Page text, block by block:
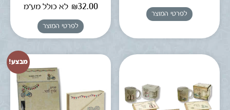
לפרטי המוצר
₪32.00 לא כולל מע"מ
לפרטי המוצר
מבצע!